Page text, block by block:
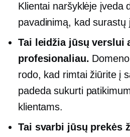
Klientai naršyklėje įveda
pavadinimą, kad surastų
Tai leidžia jūsų verslui
profesionaliau.
rodo, kad rimtai žiūrite į
padeda sukurti
klientams.
Tai svarbi jūsų prekės